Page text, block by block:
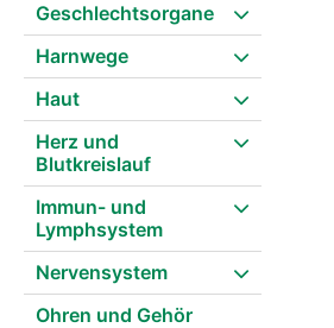
Geschlechtsorgane
Harnwege
Haut
Herz und
Blutkreislauf
Immun- und
Lymphsystem
Nervensystem
Ohren und Gehör